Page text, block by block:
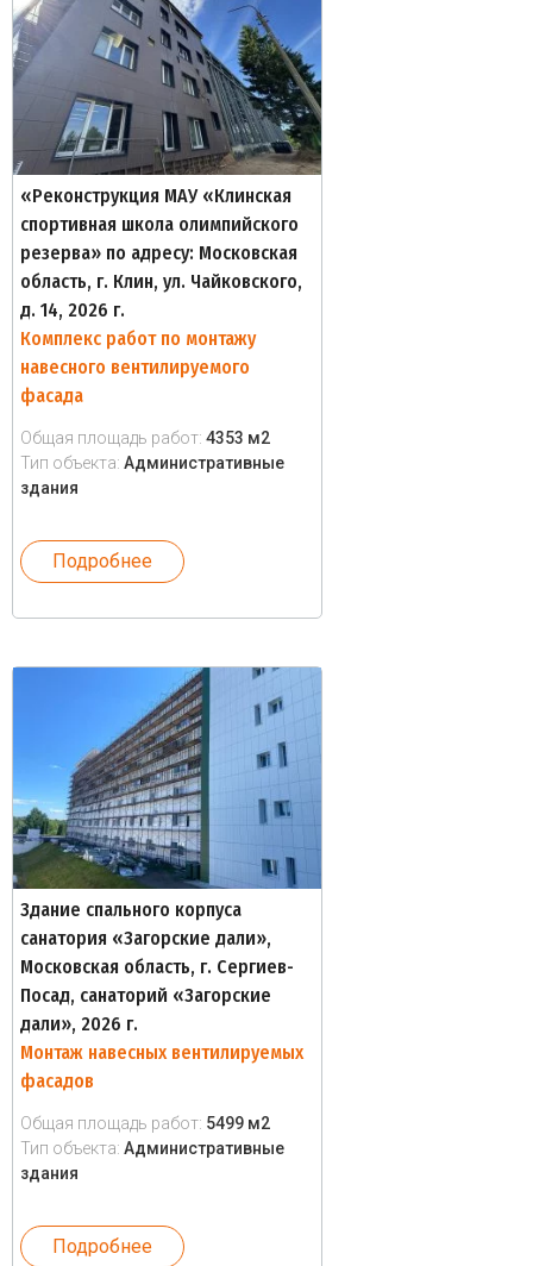
«Реконструкция МАУ «Клинская
спортивная школа олимпийского
резерва» по адресу: Московская
область, г. Клин, ул. Чайковского,
д. 14, 2026 г.
Комплекс работ по монтажу
навесного вентилируемого
фасада
Общая площадь работ: 4353 м2
Тип объекта: Административные
здания
Подробнее
Здание спального корпуса
санатория «Загорские дали»,
Московская область, г. Сергиев-
Посад, санаторий «Загорские
дали», 2026 г.
Монтаж навесных вентилируемых
фасадов
Общая площадь работ: 5499 м2
Тип объекта: Административные
здания
Подробнее